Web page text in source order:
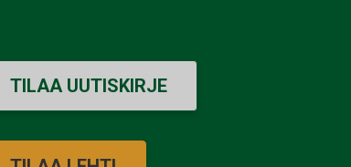
TILAA UUTISKIRJE